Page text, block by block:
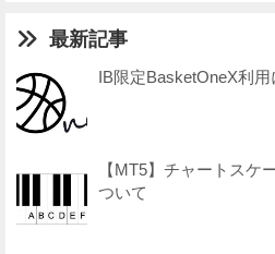
最新記事
IB限定BasketOneX利用
【MT5】チャートスケ
ついて